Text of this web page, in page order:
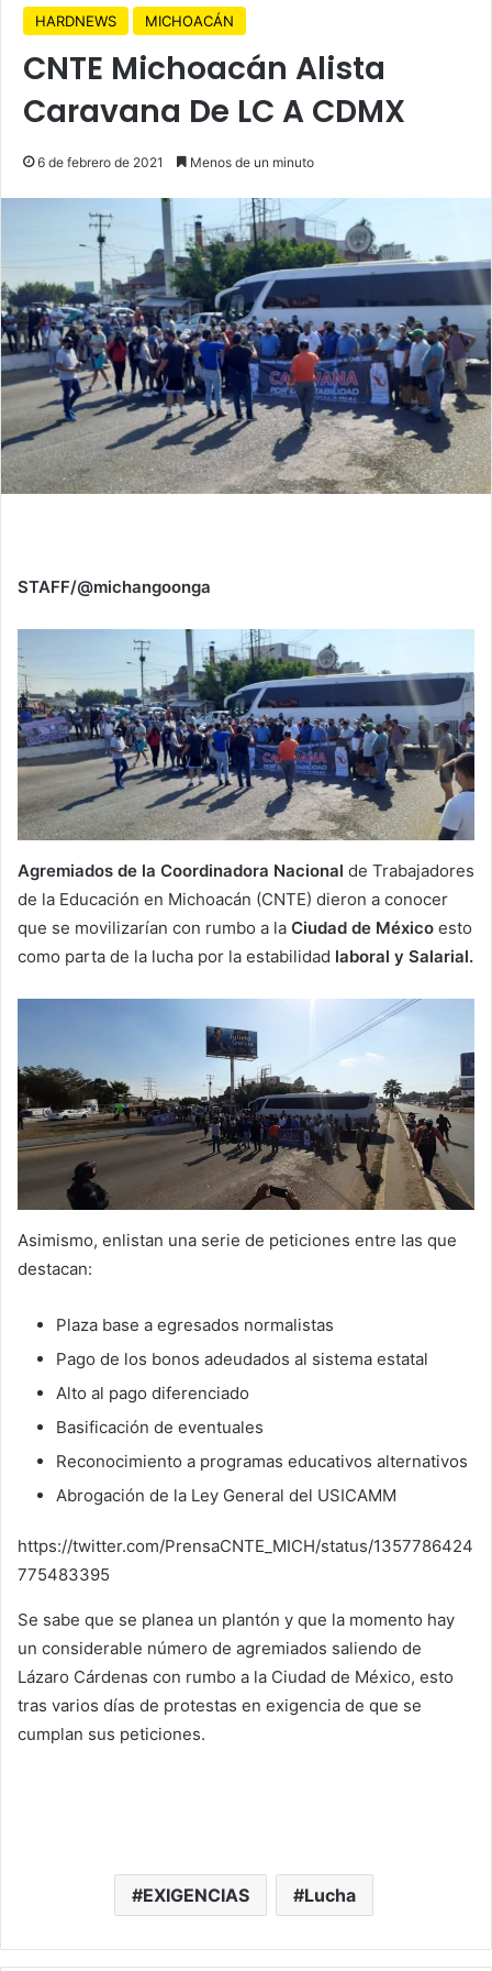
HARDNEWS MICHOACÁN
CNTE Michoacán Alista
Caravana De LC A CDMX
6 de febrero de 2021 Menos de un minuto
STAFF/@michangoonga
Agremiados de la Coordinadora Nacional de Trabajadores
de la Educación en Michoacán (CNTE) dieron a conocer
que se movilizarían con rumbo a la Ciudad de México esto
como parta de la lucha por la estabilidad laboral y Salarial.
Asimismo, enlistan una serie de peticiones entre las que
destacan:
Plaza base a egresados normalistas
Pago de los bonos adeudados al sistema estatal
Alto al pago diferenciado
Basificación de eventuales
Reconocimiento a programas educativos alternativos
Abrogación de la Ley General del USICAMM
https://twitter.com/PrensaCNTE_MICH/status/1357786424
775483395
Se sabe que se planea un plantón y que la momento hay
un considerable número de agremiados saliendo de
Lázaro Cárdenas con rumbo a la Ciudad de México, esto
tras varios días de protestas en exigencia de que se
cumplan sus peticiones.
EXIGENCIAS Lucha